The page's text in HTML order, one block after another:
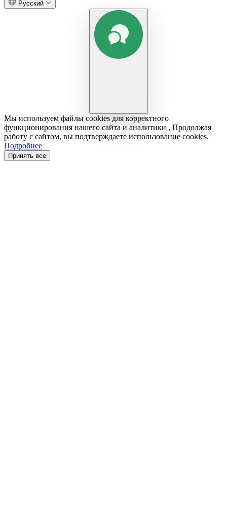
Русский
Мы используем файлы cookies для корректного
функционирования нашего сайта и аналитики , Продолжая
работу с сайтом, вы подтверждаете использование cookies.
Подробнее
Принять все